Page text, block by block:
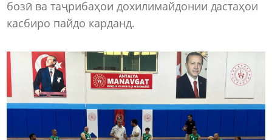
бозӣ ва таҷрибаҳои дохилимайдонии дастаҳои
касбиро пайдо карданд.